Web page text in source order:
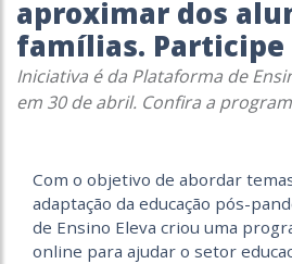
aproximar dos
famílias. Participe
Iniciativa é da Plataforma de
em 30 de abril. Confira a
Com o objetivo de abordar
adaptação da educação pós-
de Ensino Eleva criou uma
online para ajudar o setor